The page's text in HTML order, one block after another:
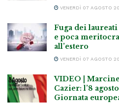
VENERDÌ 07 AGOSTO
Fuga dei
e poca
all’estero
VENERDÌ 07 AGOSTO
VIDEO |
Cazier: l’8
Giornata